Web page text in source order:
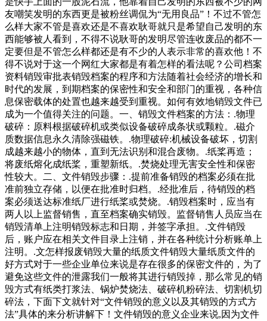
友嘲笑发明的东西更是被粉丝调侃为“无用良品”！不过不管怎
么样大家不管是喜欢还是不喜欢耿哥就只是希望自己发明的东
西能够被人看到，不得不说耿哥的发明尽管连收废品的都不一
定要但是不管怎么样都还是有不少的人表示非常的喜欢他！不
得不说对于这一个网红大家都是有着怎样的看法呢？公司档案
资料销毁审批表销毁档案的程序和方法随着社会经济的增长和
时代的发展，到期档案的保密性和安全和部门的重视，各种信
息保密载体的处置也越来越受到重视。如何有效地销毁文件已
成为一个值得关注的问题。一、销毁文件档案的方法：.物理
破碎：原料根据破碎机或类似设备破碎成条状或颗粒。.磁介
质数据信息永久清除强磁铁。.物理破碎:机械设备破坏，切割
成越来越小的物体，直到无法识别和混合废物。.纸桨再造；
将废纸熔化成纸桨，重塑新纸。.焚烧处理无害安全性和保密
性较大。二、文件销毁步骤：.提前准备销毁的档案必须在批
准前独立存储，以便在批准时归档。.经批准后，待销毁的档
案必须送达标准纸厂进行纸桨或焚烧。.销毁档案时，应当有
两人以上监督销售，直至档案确实销毁。监督销售人员应当在
销毁清单上注明销毁标志和日期，并签字承担。.文件销毁
后，账户应在相关文件目录上注销，并在各种统计分析账单上
注明。.文怎样报废销毁大量的纸质文件销毁大量纸质文件的
好方式对于一些企业单位来说是存在很多的保密文件的，为了
避免这些文件的泄露我们一般将其进行销毁掉，那么常见的销
毁方式有纸类打浆法、锅炉焚烧法、破碎机粉碎法、切割机切
碎法，下面下文就针对“文件销毁的意义以及其销毁的方式方
法”具体的来分析讲解下！文件销毁的意义企业来说,因为文件